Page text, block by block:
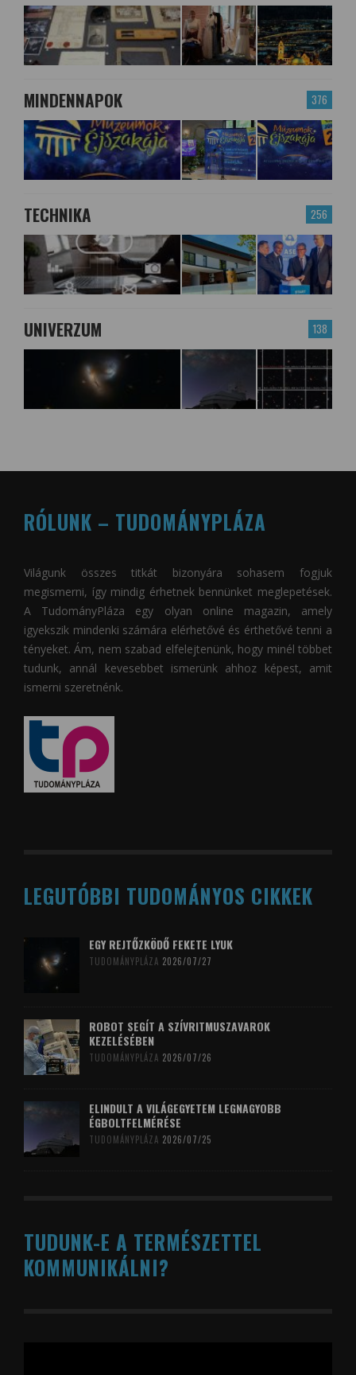
376
MINDENNAPOK
256
TECHNIKA
138
UNIVERZUM
RÓLUNK – TUDOMÁNYPLÁZA
Világunk összes titkát bizonyára sohasem fogjuk
megismerni, így mindig érhetnek bennünket meglepetések.
A TudományPláza egy olyan online magazin, amely
igyekszik mindenki számára elérhetővé és érthetővé tenni a
tényeket. Ám, nem szabad elfelejtenünk, hogy minél többet
tudunk, annál kevesebbet ismerünk ahhoz képest, amit
ismerni szeretnénk.
LEGUTÓBBI TUDOMÁNYOS CIKKEK
EGY REJTŐZKÖDŐ FEKETE LYUK
TUDOMÁNYPLÁZA 2026/07/27
ROBOT SEGÍT A SZÍVRITMUSZAVAROK
KEZELÉSÉBEN
TUDOMÁNYPLÁZA 2026/07/26
ELINDULT A VILÁGEGYETEM LEGNAGYOBB
ÉGBOLTFELMÉRÉSE
TUDOMÁNYPLÁZA 2026/07/25
TUDUNK-E A TERMÉSZETTEL
KOMMUNIKÁLNI?